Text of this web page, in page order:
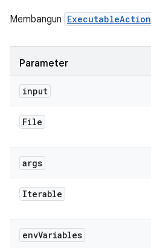
Membangun ExecutableAction
Parameter
input
File
args
Iterable
envVariables